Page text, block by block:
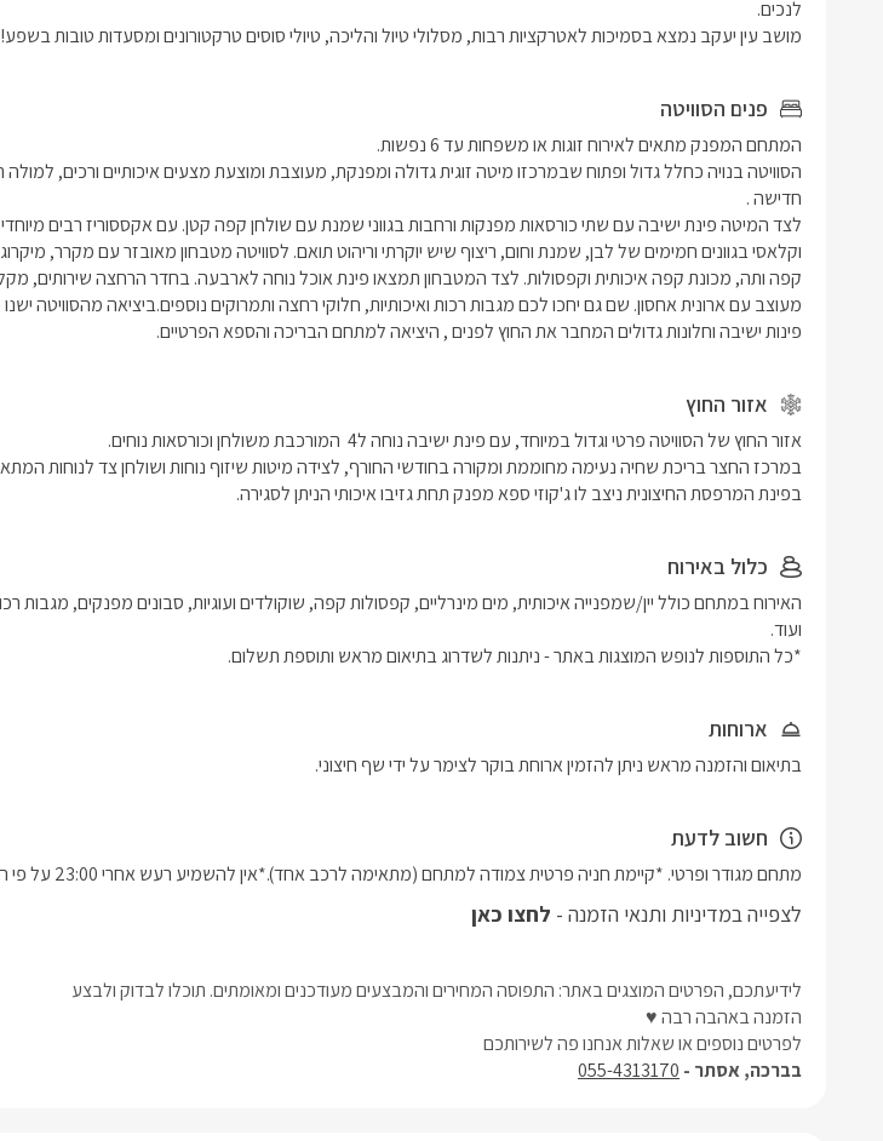
מושב עין יעקב נמצא בסמיכות לאטרקציות רבות, מסלולי טיול והליכה, טיולי סוסים טרקטורונים ומסעדות טובות בשפע!
פנים הסוויטה
פינות ישיבה וחלונות גדולים המחבר את החוץ לפנים , היציאה למתחם הבריכה והספא הפרטיים.
אזור החוץ
בפינת המרפסת החיצונית ניצב לו ג'קוזי ספא מפנק תחת גזיבו איכותי הניתן לסגירה.
כלול באירוח
*כל התוספות לנופש המוצגות באתר - ניתנות לשדרוג בתיאום מראש ותוספת תשלום.
ארוחות
בתיאום והזמנה מראש ניתן להזמין ארוחת בוקר לצימר על ידי שף חיצוני.
חשוב לדעת
מתחם מגודר ופרטי. *קיימת חניה פרטית צמודה למתחם (מתאימה לרכב אחד).*אין להשמיע רעש אחרי 23:00 על פי החוק. נגיש נכים
לצפייה במדיניות ותנאי הזמנה - לחצו כאן
לידיעתכם, הפרטים המוצגים באתר: התפוסה המחירים והמבצעים מעודכנים ומאומתים. תוכלו לבדוק ולבצע
הזמנה באהבה רבה ♥
לפרטים נוספים או שאלות אנחנו פה לשירותכם
בברכה, אסתר - 055-4313170